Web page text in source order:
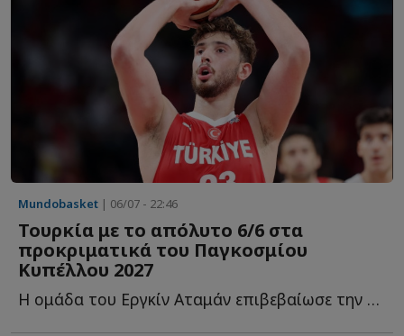
Mundobasket | 06/07 - 22:46
Τουρκία με το απόλυτο 6/6 στα
προκριματικά του Παγκοσμίου
Κυπέλλου 2027
Η ομάδα του Εργκίν Αταμάν επιβεβαίωσε την αγωνιστική τ...